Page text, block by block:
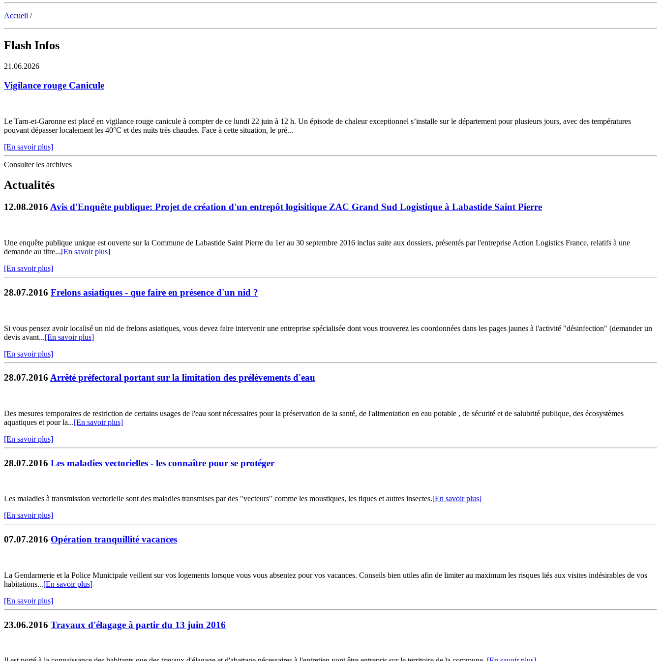
Accueil /
Flash Infos
21.06.2026
Vigilance rouge Canicule
Le Tarn-et-Garonne est placé en vigilance rouge canicule à compter de ce lundi 22 juin à 12 h. Un épisode de chaleur exceptionnel s’installe sur le département pour plusieurs jours, avec des températures
pouvant dépasser localement les 40°C et des nuits très chaudes. Face à cette situation, le pré...
[En savoir plus]
Consulter les archives
Actualités
12.08.2016 Avis d'Enquête publique: Projet de création d'un entrepôt logisitique ZAC Grand Sud Logistique à Labastide Saint Pierre
Une enquête publique unique est ouverte sur la Commune de Labastide Saint Pierre du 1er au 30 septembre 2016 inclus suite aux dossiers, présentés par l'entreprise Action Logistics France, relatifs à une
demande au titre...[En savoir plus]
[En savoir plus]
28.07.2016 Frelons asiatiques - que faire en présence d'un nid ?
Si vous pensez avoir localisé un nid de frelons asiatiques, vous devez faire intervenir une entreprise spécialisée dont vous trouverez les coordonnées dans les pages jaunes à l'activité "désinfection" (demander un
devis avant...[En savoir plus]
[En savoir plus]
28.07.2016 Arrêté préfectoral portant sur la limitation des prélèvements d'eau
Des mesures temporaires de restriction de certains usages de l'eau sont nécessaires pour la préservation de la santé, de l'alimentation en eau potable , de sécurité et de salubrité publique, des écosystèmes
aquatiques et pour la...[En savoir plus]
[En savoir plus]
28.07.2016 Les maladies vectorielles - les connaître pour se protéger
Les maladies à transmission vectorielle sont des maladies transmises par des "vecteurs" comme les moustiques, les tiques et autres insectes.[En savoir plus]
[En savoir plus]
07.07.2016 Opération tranquillité vacances
La Gendarmerie et la Police Municipale veillent sur vos logements lorsque vous vous absentez pour vos vacances. Conseils bien utiles afin de limiter au maximum les risques liés aux visites indésirables de vos
habitations...[En savoir plus]
[En savoir plus]
23.06.2016 Travaux d'élagage à partir du 13 juin 2016